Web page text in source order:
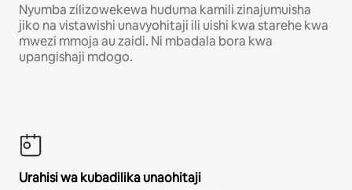
Nyumba zilizowekewa huduma kamili zinajumuisha
jiko na vistawishi unavyohitaji ili uishi kwa starehe kwa
mwezi mmoja au zaidi. Ni mbadala bora kwa
upangishaji mdogo.
Urahisi wa kubadilika unaohitaji